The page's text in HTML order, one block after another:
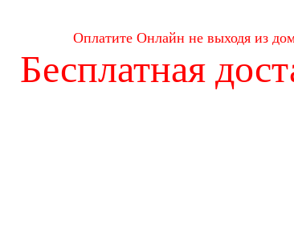
Оплатите Онлайн не выходя из
Бесплатная